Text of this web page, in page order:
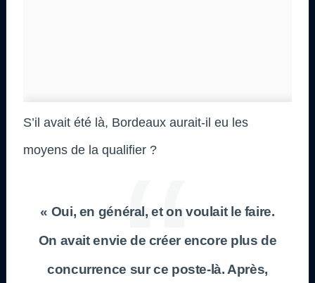
S’il avait été là, Bordeaux aurait-il eu les
moyens de la qualifier ?
« Oui, en général, et on voulait le faire.
On avait envie de créer encore plus de
concurrence sur ce poste-là. Après,